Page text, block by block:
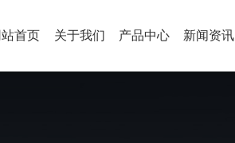
站首页 关于我们 产品中心 新闻资讯